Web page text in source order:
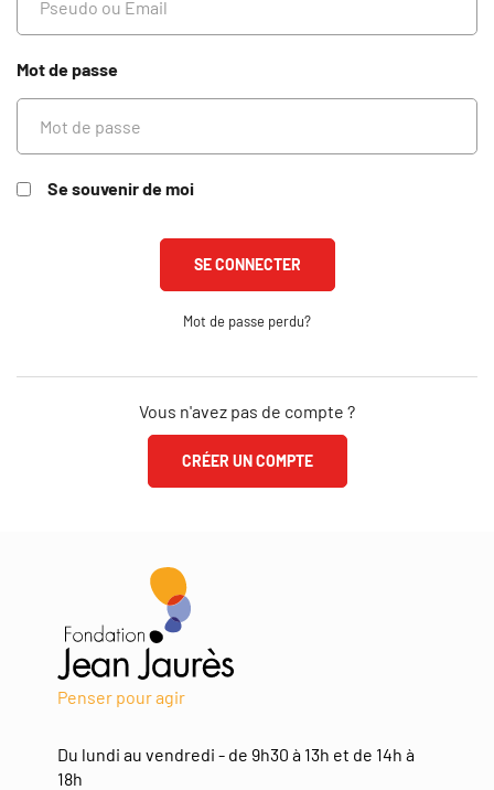
Mot de passe
Se souvenir de moi
Mot de passe perdu?
Vous n'avez pas de compte ?
CRÉER UN COMPTE
Penser pour agir
Du lundi au vendredi - de 9h30 à 13h et de 14h à
18h